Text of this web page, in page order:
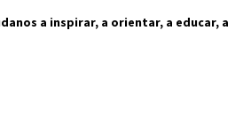
a inspirar, a orientar, a educar, a